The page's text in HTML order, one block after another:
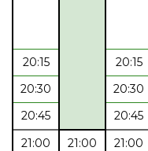
20:15 20:15
20:30
20:30
20:45
20:45
21:00
21:00 21:00